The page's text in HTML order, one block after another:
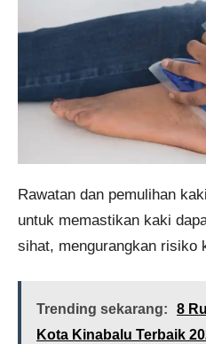
Rawatan dan pemulihan
untuk memastikan kaki
sihat, mengurangkan risiko
Trending sekarang:
8
Kota Kinabalu Terbaik